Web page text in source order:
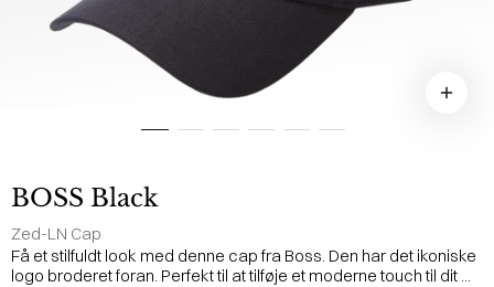
BOSS Black
Zed-LN Cap
Få et stilfuldt look med denne cap fra Boss. Den har det ikoniske
logo broderet foran. Perfekt til at tilføje et moderne touch til dit ...